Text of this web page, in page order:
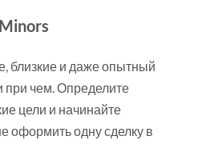
близкие и даже опытный
при чем. Определите
цели и начинайте
оформить одну сделку в